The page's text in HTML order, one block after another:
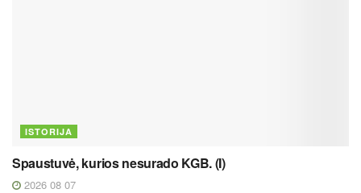
ISTORIJA
Spaustuvė, kurios nesurado KGB. (I)
2026 08 07